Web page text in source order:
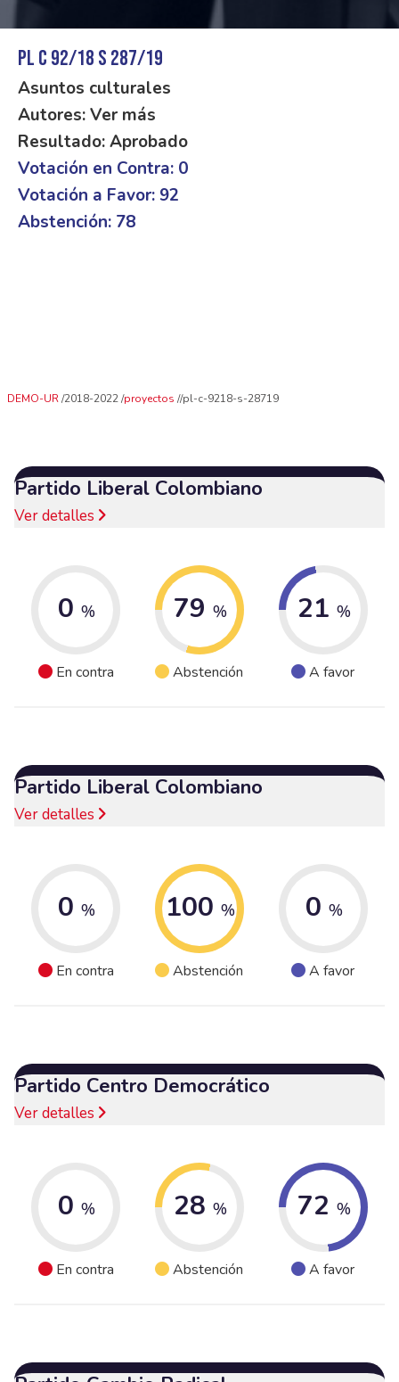
PL C 92/18 S 287/19
Asuntos culturales
Autores: Ver más
Resultado: Aprobado
Votación en Contra: 0
Votación a Favor: 92
Abstención: 78
DEMO-UR 2018-2022 proyectos pl-c-9218-s-28719
Partido Liberal Colombiano
Ver detalles
0 %
En contra
79 %
Abstención
21 %
A favor
Partido Liberal Colombiano
Ver detalles
0 %
En contra
100 %
Abstención
0 %
A favor
Partido Centro Democrático
Ver detalles
0 %
En contra
28 %
Abstención
72 %
A favor